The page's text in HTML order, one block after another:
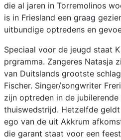
die al jaren in Torremolinos
is in Friesland een graag
uitbundige optredens en
Speciaal voor de jeugd staat
prgramma. Zangeres Natasja
van Duitslands grootste
Fischer. Singer/songwriter
zijn optreden in de
thuiswedstrijd. Hetzelfde
ego van de uit Akkrum
die garant staat voor een